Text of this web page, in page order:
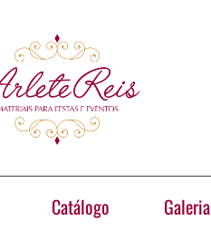
Catálogo Galeria